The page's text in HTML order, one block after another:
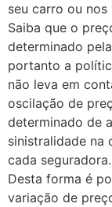
seu carro ou
Saiba que o
determinado
portanto a
não leva em
oscilação de
determinado de
sinistralidade na
cada seguradora.
Desta forma é
variação de